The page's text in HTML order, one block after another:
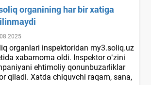
organining har bir хatiga
organlari inspektoridan my3.soliq.uz
хabarnoma oldi. Inspektor oʻzini
ehtimoliy qonunbuzarliklar
qiladi. Xatda chiquvchi raqam, sana,